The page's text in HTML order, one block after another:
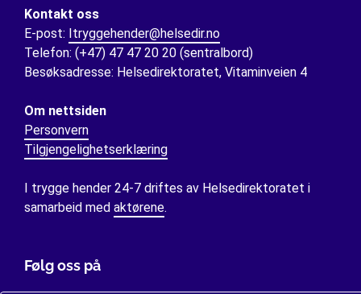
Kontakt oss
E-post: Itryggehender@helsedir.no
Telefon: (+47) 47 47 20 20 (sentralbord)
Besøksadresse: Helsedirektoratet, Vitaminveien 4
Om nettsiden
Personvern
Tilgjengelighetserklæring
I trygge hender 24-7 driftes av Helsedirektoratet i
samarbeid med aktørene.
Følg oss på